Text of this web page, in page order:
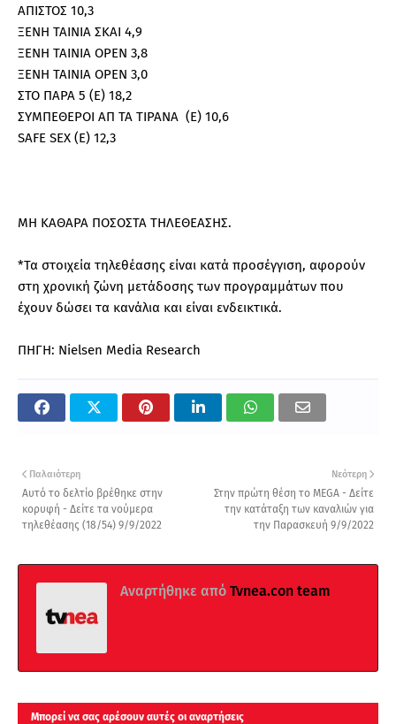
ΑΠΙΣΤΟΣ 10,3
ΞΕΝΗ ΤΑΙΝΙΑ ΣΚΑΙ 4,9
ΞΕΝΗ ΤΑΙΝΙΑ OPEN 3,8
ΞΕΝΗ ΤΑΙΝΙΑ OPEN 3,0
ΣΤΟ ΠΑΡΑ 5 (Ε) 18,2
ΣΥΜΠΕΘΕΡΟΙ ΑΠ ΤΑ ΤΙΡΑΝΑ (Ε) 10,6
SAFE SEX (Ε) 12,3
ΜΗ ΚΑΘΑΡΑ ΠΟΣΟΣΤΑ ΤΗΛΕΘΕΑΣΗΣ.
*Τα στοιχεία τηλεθέασης είναι κατά προσέγγιση, αφορούν
στη χρονική ζώνη μετάδοσης των προγραμμάτων που
έχουν δώσει τα κανάλια και είναι ενδεικτικά.
ΠΗΓΗ: Nielsen Media Research
Νεότερη
Στην πρώτη θέση το MEGA - Δείτε
την κατάταξη των καναλιών για
την Παρασκευή 9/9/2022
Παλαιότερη
Αυτό το δελτίο βρέθηκε στην
κορυφή - Δείτε τα νούμερα
τηλεθέασης (18/54) 9/9/2022
Αναρτήθηκε από Tvnea.con team
Μπορεί να σας αρέσουν αυτές οι αναρτήσεις